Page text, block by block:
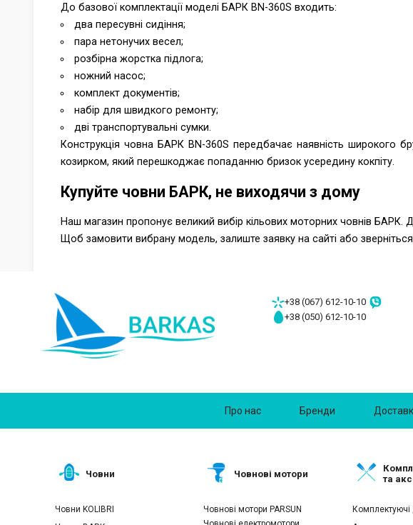
До базової комплектації моделі БАРК ВN-360S входить:
два пересувні сидіння;
пара нетонучих весел;
розбірна жорстка підлога;
ножний насос;
комплект документів;
набір для швидкого ремонту;
дві транспортувальні сумки.
Конструкція човна БАРК ВN-360S передбачає наявність широкого
козирком, який перешкоджає попаданню бризок усередину кокпіту.
Купуйте човни БАРК, не виходячи з дому
Наш магазин пропонує великий вибір кільових моторних човнів
Щоб замовити вибрану модель, залиште заявку на сайті або
+38 (067) 612-10-10
+38 (050) 612-10-10
Про нас Бренди
Човни
Човни KOLIBRI
Човнові мотори
Човнові мотори PARSUN
та
Комплектуючі